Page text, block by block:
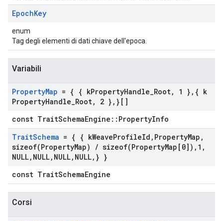
EpochKey
enum
Tag degli elementi di dati chiave dell'epoca.
Variabili
PropertyMap = { { kPropertyHandle Root, 1 } , { k
PropertyHandle Root, 2 } , }[]
const TraitSchemaEngine::PropertyInfo
TraitSchema = { { kWeaveProfileId , PropertyMap ,
sizeof(PropertyMap) / sizeof(PropertyMap[0]) , 1 ,
NULL, NULL, NULL, NULL, } }
const TraitSchemaEngine
Corsi